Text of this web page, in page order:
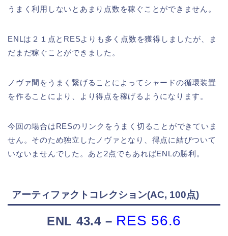
うまく利用しないとあまり点数を稼ぐことができません。
ENLは２１点とRESよりも多く点数を獲得しましたが、ま
だまだ稼ぐことができました。
ノヴァ間をうまく繋げることによってシャードの循環装置
を作ることにより、より得点を稼げるようになります。
今回の場合はRESのリンクをうまく切ることができていま
せん。そのため独立したノヴァとなり、得点に結びついて
いないませんでした。あと2点でもあればENLの勝利。
アーティファクトコレクション(AC, 100点)
ENL 43.4 – RES 56.6